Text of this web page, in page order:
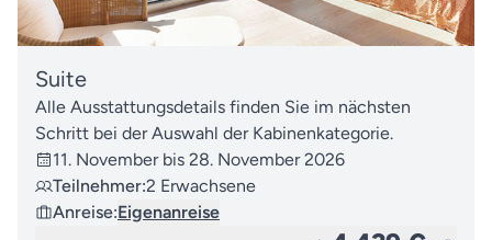
Suite
Alle Ausstattungsdetails finden Sie im nächsten
Schritt bei der Auswahl der Kabinenkategorie.
11. November bis 28. November 2026
Teilnehmer:2 Erwachsene
Anreise:Eigenanreise